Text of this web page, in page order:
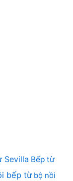
Sevilla Bếp từ
bếp từ bộ nồi